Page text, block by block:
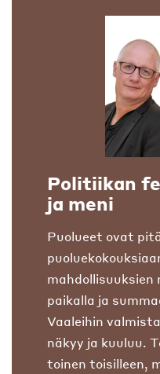
Politiikan
ja meni
Puolueet ovat
paikalla ja
Vaaleihin
näkyy ja kuuluu.
toinen toisilleen,